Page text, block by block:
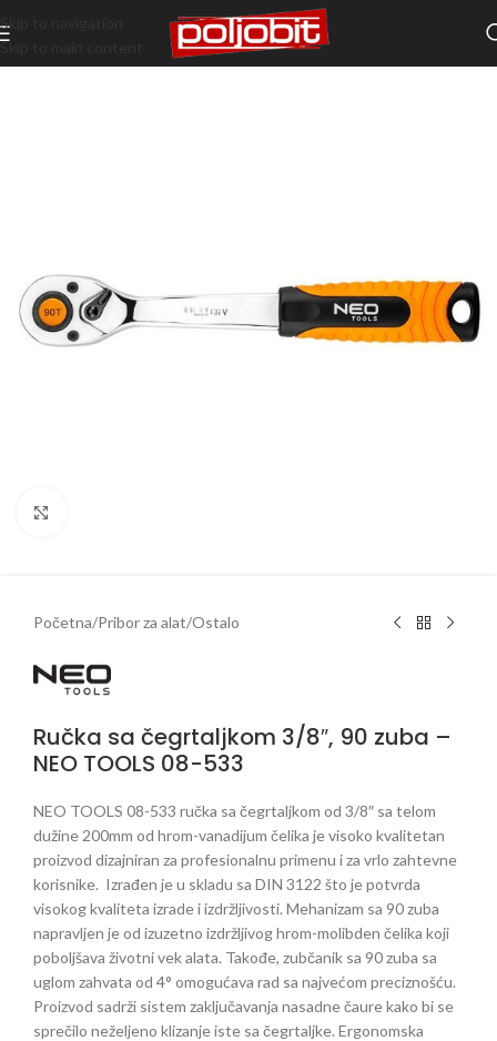
Skip to navigation
Skip to main content
Početna/Pribor za alat/Ostalo
Ručka sa čegrtaljkom 3/8″, 90 zuba –
NEO TOOLS 08-533
NEO TOOLS 08-533 ručka sa čegrtaljkom od 3/8″ sa telom
dužine 200mm od hrom-vanadijum čelika je visoko kvalitetan
proizvod dizajniran za profesionalnu primenu i za vrlo zahtevne
korisnike. Izrađen je u skladu sa DIN 3122 što je potvrda
visokog kvaliteta izrade i izdržljivosti. Mehanizam sa 90 zuba
napravljen je od izuzetno izdržljivog hrom-molibden čelika koji
poboljšava životni vek alata. Takođe, zubčanik sa 90 zuba sa
uglom zahvata od 4° omogućava rad sa najvećom preciznošću.
Proizvod sadrži sistem zaključavanja nasadne čaure kako bi se
sprečilo neželjeno klizanje iste sa čegrtaljke. Ergonomska